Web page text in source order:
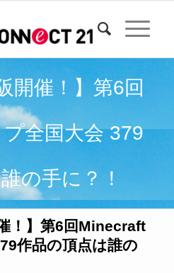
開催！】第6回
全国大会 379
の手に？！
！】第6回Minecraft
作品の頂点は誰の